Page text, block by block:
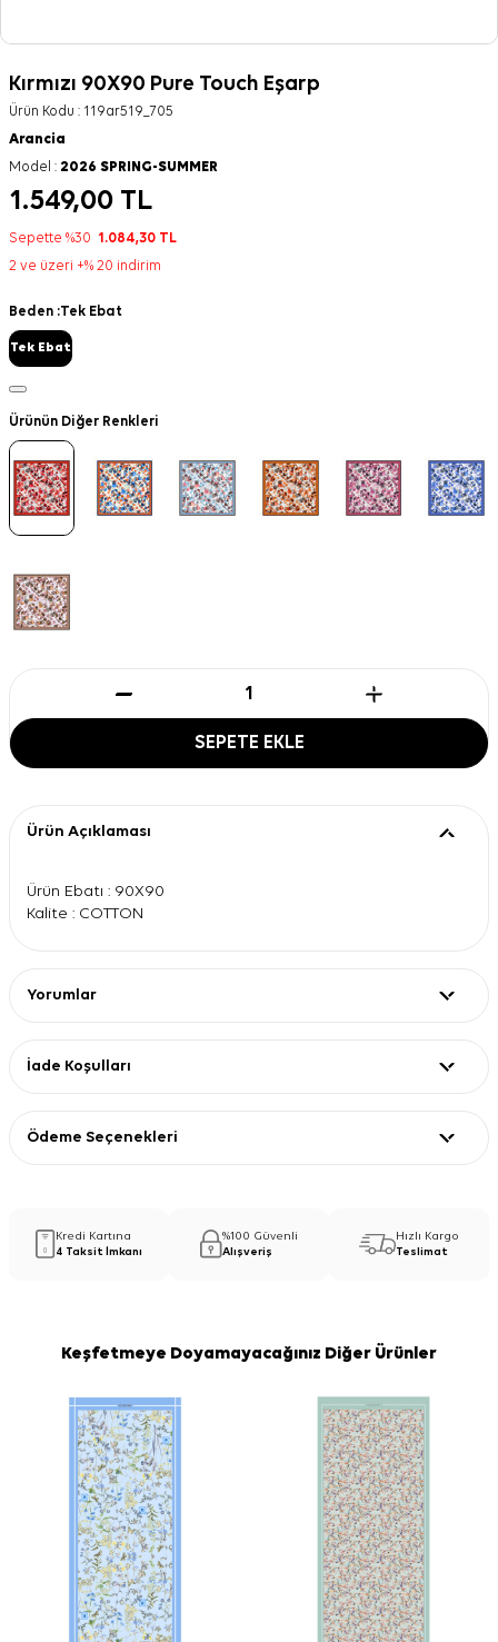
Kırmızı 90X90 Pure Touch Eşarp
Ürün Kodu : 119ar519_705
Arancia
Model : 2026 SPRING-SUMMER
1.549,00 TL
Sepette %30 1.084,30 TL
2 ve üzeri +% 20 indirim
Beden :Tek Ebat
Tek Ebat
Ürünün Diğer Renkleri
SEPETE EKLE
Ürün Açıklaması
Ürün Ebatı : 90X90
Kalite : COTTON
Yorumlar
İade Koşulları
Ödeme Seçenekleri
Kredi Kartına
4 Taksit İmkanı
%100 Güvenli
Alışveriş
Hızlı Kargo
Teslimat
Keşfetmeye Doyamayacağınız Diğer Ürünler